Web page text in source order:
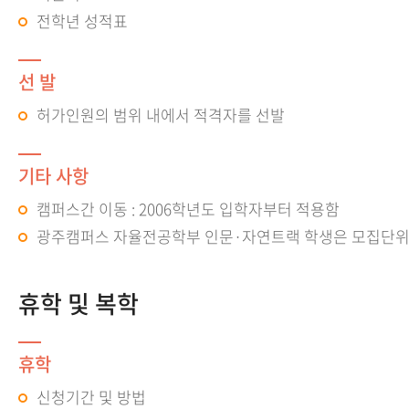
전학년 성적표
선 발
허가인원의 범위 내에서 적격자를 선발
기타 사항
캠퍼스간 이동 : 2006학년도 입학자부터 적용함
광주캠퍼스 자율전공학부 인문·자연트랙 학생은 모집단
휴학 및 복학
휴학
신청기간 및 방법